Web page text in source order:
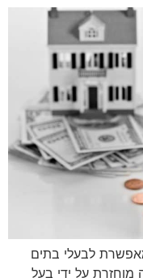
לבעלי בתים
מוחזרת על ידי בעל